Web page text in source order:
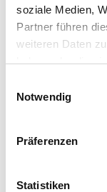
soziale Medien,
Partner führen
weiteren Daten
haben oder die
Notwendig
Präferenzen
Statistiken
Leistung